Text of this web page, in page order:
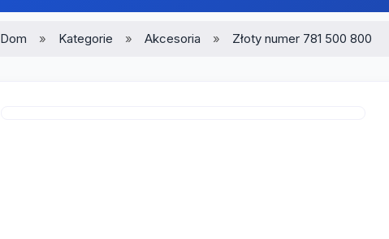
Dom Kategorie Akcesoria Złoty numer 781 500 800